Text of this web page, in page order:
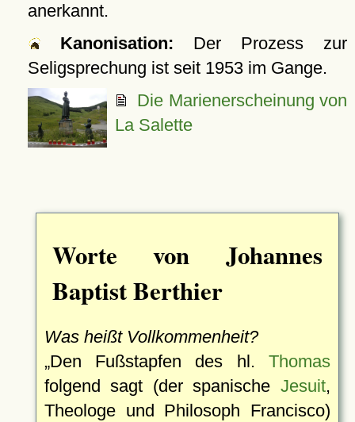
anerkannt.
Kanonisation: Der Prozess zur
Seligsprechung ist seit 1953 im Gange.
Die Marienerscheinung von
La Salette
Worte von Johannes
Baptist Berthier
Was heißt Vollkommenheit?
Den Fußstapfen des hl. Thomas
folgend sagt (der spanische Jesuit,
Theologe und Philosoph Francisco)